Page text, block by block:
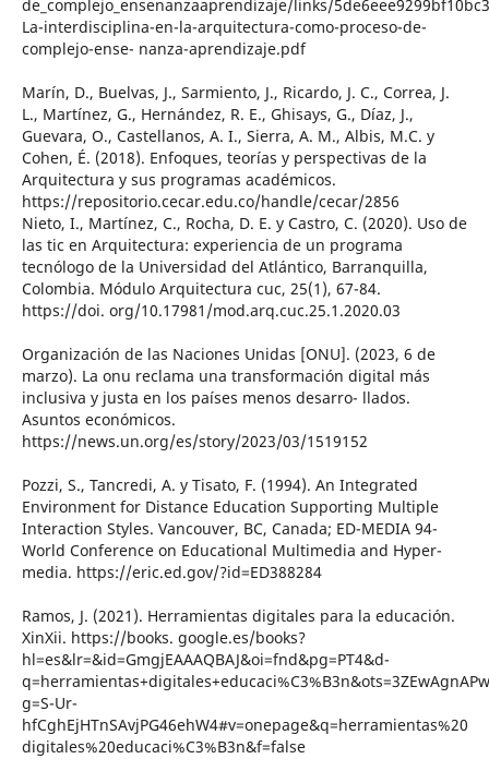
de_complejo_ensenanzaaprendizaje/links/
La-interdisciplina-en-la-arquitectura-como-proceso-de-
complejo-ense- nanza-aprendizaje.pdf
Marín, D., Buelvas, J., Sarmiento, J., Ricardo, J. C., Correa, J.
L., Martínez, G., Hernández, R. E., Ghisays, G., Díaz, J.,
Guevara, O., Castellanos, A. I., Sierra, A. M., Albis, M.C. y
Cohen, É. (2018). Enfoques, teorías y perspectivas de la
Arquitectura y sus programas académicos.
https://repositorio.cecar.edu.co/handle/cecar/2856
Nieto, I., Martínez, C., Rocha, D. E. y Castro, C. (2020). Uso de
las tic en Arquitectura: experiencia de un programa
tecnólogo de la Universidad del Atlántico, Barranquilla,
Colombia. Módulo Arquitectura cuc, 25(1), 67-84.
https://doi. org/10.17981/mod.arq.cuc.25.1.2020.03
Organización de las Naciones Unidas [ONU]. (2023, 6 de
marzo). La onu reclama una transformación digital más
inclusiva y justa en los países menos desarro- llados.
Asuntos económicos.
https://news.un.org/es/story/2023/03/1519152
Pozzi, S., Tancredi, A. y Tisato, F. (1994). An Integrated
Environment for Distance Education Supporting Multiple
Interaction Styles. Vancouver, BC, Canada; ED-MEDIA 94-
World Conference on Educational Multimedia and Hyper-
media. https://eric.ed.gov/?id=ED388284
Ramos, J. (2021). Herramientas digitales para la educación.
XinXii. https://books. google.es/books?
hl=es&lr=&id=GmgjEAAAQBAJ&oi=fnd&pg=PT4&d-
g=S-Ur-
hfCghEjHTnSAvjPG46ehW4#v=onepage&q=herramientas%20
digitales%20educaci%C3%B3n&f=false